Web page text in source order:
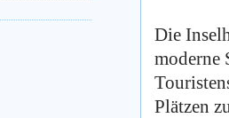
Die
moderne
Plätzen